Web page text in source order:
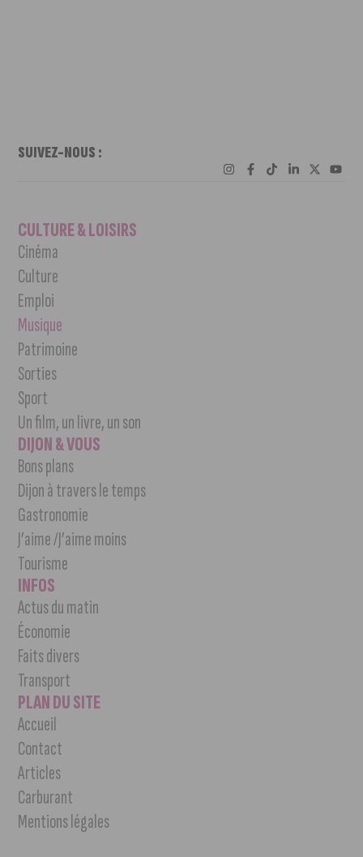
SUIVEZ-NOUS :
CULTURE & LOISIRS
Cinéma
Culture
Emploi
Musique
Patrimoine
Sorties
Sport
Un film, un livre, un son
DIJON & VOUS
Bons plans
Dijon à travers le temps
Gastronomie
J’aime /J’aime moins
Tourisme
INFOS
Actus du matin
Économie
Faits divers
Transport
PLAN DU SITE
Accueil
Contact
Articles
Carburant
Mentions légales